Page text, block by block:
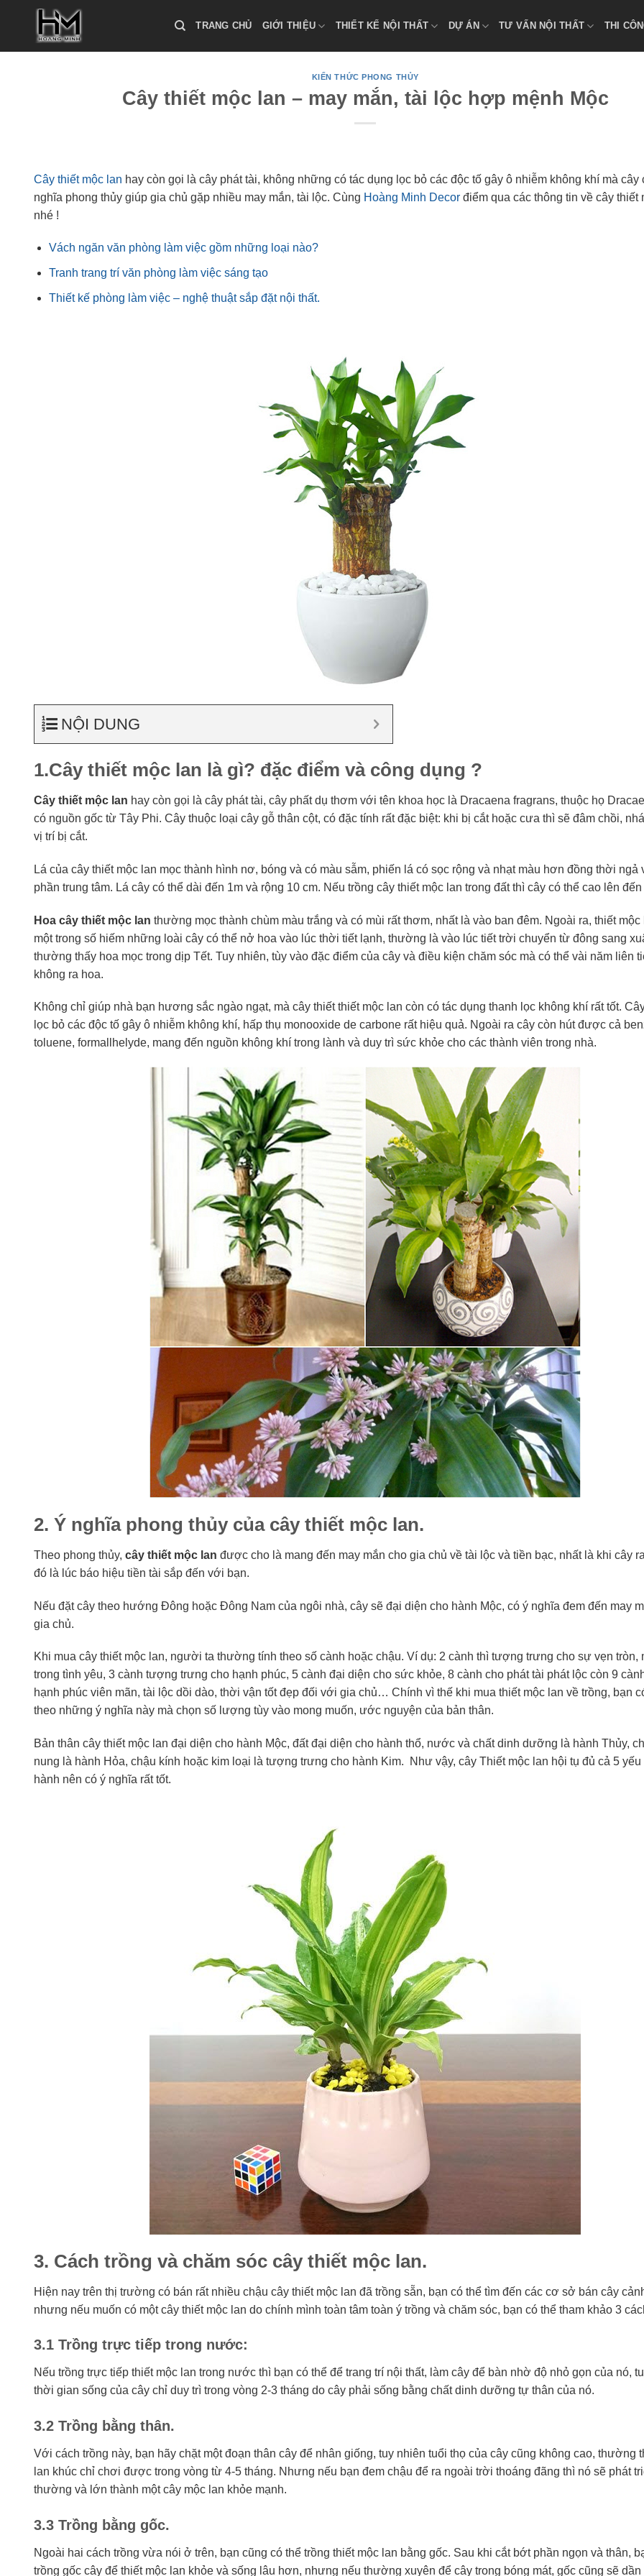
TRANG CHỦ GIỚI THIỆU THIẾT KẾ NỘI THẤT DỰ ÁN TƯ VẤN NỘI THẤT THI
KIẾN THỨC PHONG THỦY
Cây thiết mộc lan – may mắn, tài lộc hợp mệnh Mộc
Cây thiết mộc lan hay còn gọi là cây phát tài, không những có tác dụng lọc bỏ các độc tố gây ô nhiễm không khí mà cây
nghĩa phong thủy giúp gia chủ gặp nhiều may mắn, tài lộc. Cùng Hoàng Minh Decor điểm qua các thông tin về cây thiết
nhé !
Vách ngăn văn phòng làm việc gồm những loại nào?
Tranh trang trí văn phòng làm việc sáng tạo
Thiết kế phòng làm việc – nghệ thuật sắp đặt nội thất.
NỘI DUNG
1.Cây thiết mộc lan là gì? đặc điểm và công dụng ?
Cây thiết mộc lan hay còn gọi là cây phát tài, cây phất dụ thơm với tên khoa học là Dracaena fragrans, thuộc họ
có nguồn gốc từ Tây Phi. Cây thuộc loại cây gỗ thân cột, có đặc tính rất đặc biệt: khi bị cắt hoặc cưa thì sẽ đâm chồi,
vị trí bị cắt.
Lá của cây thiết mộc lan mọc thành hình nơ, bóng và có màu sẫm, phiến lá có sọc rộng và nhạt màu hơn đồng thời ngả
phần trung tâm. Lá cây có thể dài đến 1m và rộng 10 cm. Nếu trồng cây thiết mộc lan trong đất thì cây có thể cao lên đến
Hoa cây thiết mộc lan thường mọc thành chùm màu trắng và có mùi rất thơm, nhất là vào ban đêm. Ngoài ra, thiết mộc
một trong số hiếm những loài cây có thể nở hoa vào lúc thời tiết lạnh, thường là vào lúc tiết trời chuyển từ đông sang
thường thấy hoa mọc trong dịp Tết. Tuy nhiên, tùy vào đặc điểm của cây và điều kiện chăm sóc mà có thể vài năm liên
không ra hoa.
Không chỉ giúp nhà bạn hương sắc ngào ngạt, mà cây thiết thiết mộc lan còn có tác dụng thanh lọc không khí rất tốt.
lọc bỏ các độc tố gây ô nhiễm không khí, hấp thụ monooxide de carbone rất hiệu quả. Ngoài ra cây còn hút được cả
toluene, formallhelyde, mang đến nguồn không khí trong lành và duy trì sức khỏe cho các thành viên trong nhà.
2. Ý nghĩa phong thủy của cây thiết mộc lan.
Theo phong thủy, cây thiết mộc lan được cho là mang đến may mắn cho gia chủ về tài lộc và tiền bạc, nhất là khi cây
đó là lúc báo hiệu tiền tài sắp đến với bạn.
Nếu đặt cây theo hướng Đông hoặc Đông Nam của ngôi nhà, cây sẽ đại diện cho hành Mộc, có ý nghĩa đem đến may
gia chủ.
Khi mua cây thiết mộc lan, người ta thường tính theo số cành hoặc chậu. Ví dụ: 2 cành thì tượng trưng cho sự vẹn tròn,
trong tình yêu, 3 cành tượng trưng cho hạnh phúc, 5 cành đại diện cho sức khỏe, 8 cành cho phát tài phát lộc còn 9
hạnh phúc viên mãn, tài lộc dồi dào, thời vận tốt đẹp đối với gia chủ… Chính vì thế khi mua thiết mộc lan về trồng, bạn
theo những ý nghĩa này mà chọn số lượng tùy vào mong muốn, ước nguyện của bản thân.
Bản thân cây thiết mộc lan đại diện cho hành Mộc, đất đại diện cho hành thổ, nước và chất dinh dưỡng là hành Thủy,
nung là hành Hỏa, chậu kính hoặc kim loại là tượng trưng cho hành Kim. Như vậy, cây Thiết mộc lan hội tụ đủ cả 5 yếu
hành nên có ý nghĩa rất tốt.
3. Cách trồng và chăm sóc cây thiết mộc lan.
Hiện nay trên thị trường có bán rất nhiều chậu cây thiết mộc lan đã trồng sẵn, bạn có thể tìm đến các cơ sở bán cây
nhưng nếu muốn có một cây thiết mộc lan do chính mình toàn tâm toàn ý trồng và chăm sóc, bạn có thể tham khảo 3
3.1 Trồng trực tiếp trong nước:
Nếu trồng trực tiếp thiết mộc lan trong nước thì bạn có thể để trang trí nội thất, làm cây để bàn nhờ độ nhỏ gọn của nó,
thời gian sống của cây chỉ duy trì trong vòng 2-3 tháng do cây phải sống bằng chất dinh dưỡng tự thân của nó.
3.2 Trồng bằng thân.
Với cách trồng này, bạn hãy chặt một đoạn thân cây để nhân giống, tuy nhiên tuổi thọ của cây cũng không cao, thường
lan khúc chỉ chơi được trong vòng từ 4-5 tháng. Nhưng nếu bạn đem chậu để ra ngoài trời thoáng đãng thì nó sẽ phát
thường và lớn thành một cây mộc lan khỏe mạnh.
3.3 Trồng bằng gốc.
Ngoài hai cách trồng vừa nói ở trên, bạn cũng có thể trồng thiết mộc lan bằng gốc. Sau khi cắt bớt phần ngọn và thân,
trồng gốc cây để thiết mộc lan khỏe và sống lâu hơn, nhưng nếu thường xuyên để cây trong bóng mát, gốc cũng sẽ